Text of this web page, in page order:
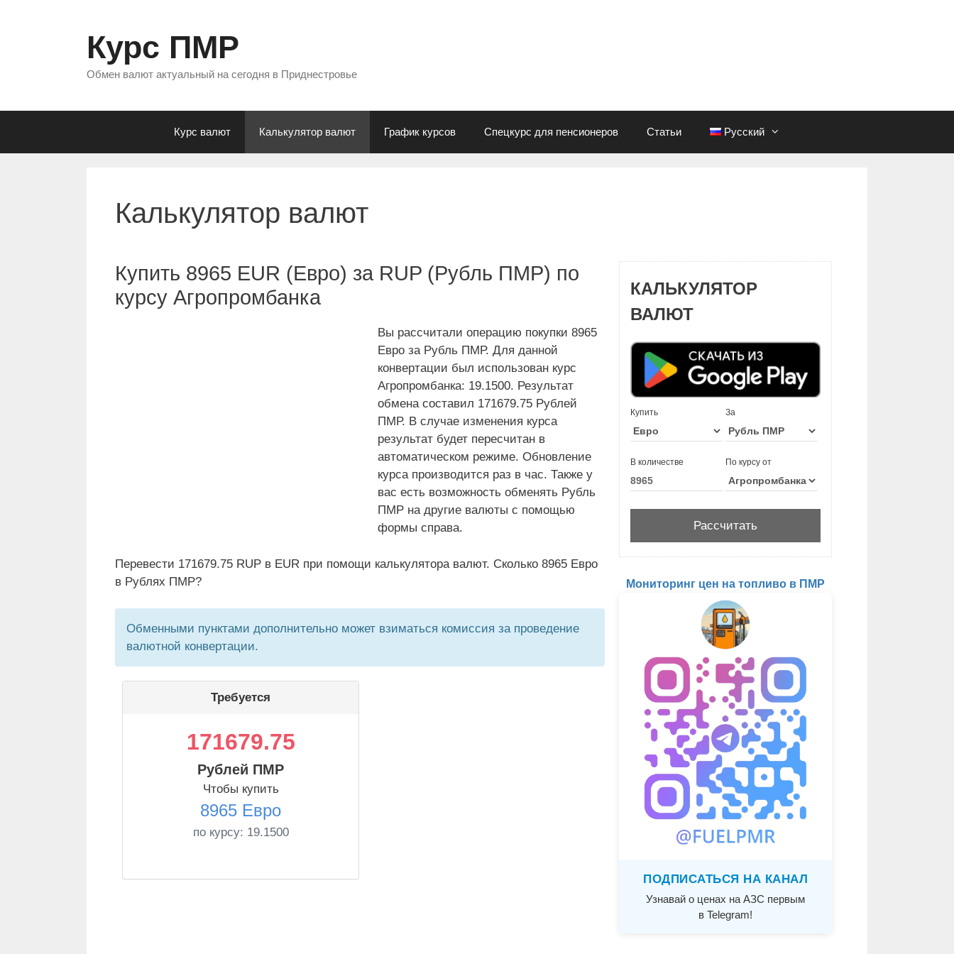
Курс ПМР
Обмен валют актуальный на сегодня в Приднестровье
Курс валют Калькулятор валют График курсов Спецкурс для пенсионеров Статьи Русский
Калькулятор валют
Купить 8965 EUR (Евро) за RUP (Рубль ПМР) по
курсу Агропромбанка
Вы рассчитали операцию покупки 8965
Евро за Рубль ПМР. Для данной
конвертации был использован курс
Агропромбанка: 19.1500. Результат
обмена составил 171679.75 Рублей
ПМР. В случае изменения курса
результат будет пересчитан в
автоматическом режиме. Обновление
курса производится раз в час. Также у
вас есть возможность обменять Рубль
ПМР на другие валюты с помощью
формы справа.
Перевести 171679.75 RUP в EUR при помощи калькулятора валют. Сколько 8965 Евро
в Рублях ПМР?
Обменными пунктами дополнительно может взиматься комиссия за проведение
валютной конвертации.
Требуется
171679.75
Рублей ПМР
Чтобы купить
8965 Евро
по курсу: 19.1500
КАЛЬКУЛЯТОР
ВАЛЮТ
Купить За
В количестве По курсу от
Мониторинг цен на топливо в ПМР
ПОДПИСАТЬСЯ НА КАНАЛ
Узнавай о ценах на АЗС первым
в Telegram!